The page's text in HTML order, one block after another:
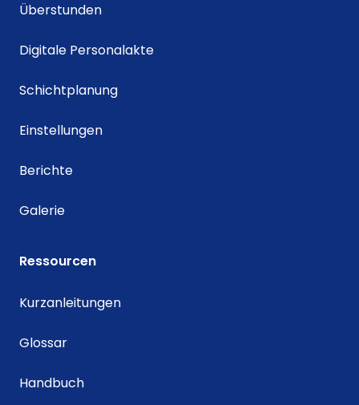
Überstunden
Digitale Personalakte
Schichtplanung
Einstellungen
Berichte
Galerie
Ressourcen
Kurzanleitungen
Glossar
Handbuch